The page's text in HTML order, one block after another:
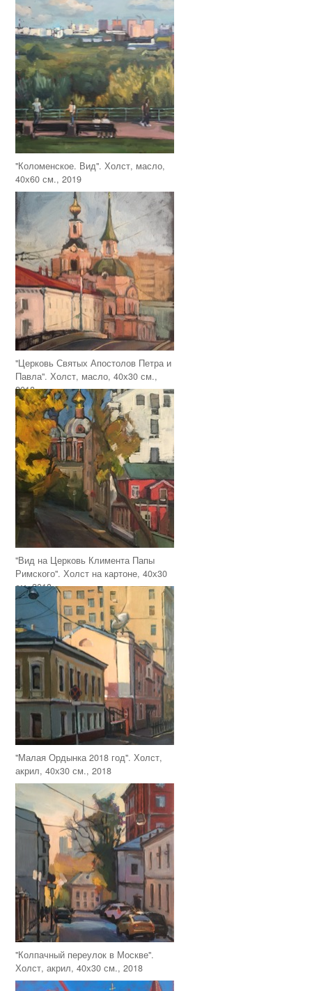
"Коломенское. Вид". Холст, масло,
40х60 см., 2019
"Церковь Святых Апостолов Петра и
Павла". Холст, масло, 40х30 см.,
2018
"Вид на Церковь Климента Папы
Римского". Холст на картоне, 40х30
см, 2018
"Малая Ордынка 2018 год". Холст,
акрил, 40х30 см., 2018
"Колпачный переулок в Москве".
Холст, акрил, 40х30 см., 2018